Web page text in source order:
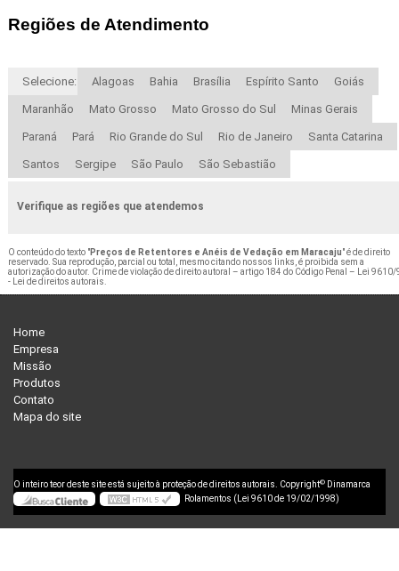
Regiões de Atendimento
Selecione: Alagoas Bahia Brasília Espírito Santo Goiás
Maranhão Mato Grosso Mato Grosso do Sul Minas Gerais
Paraná Pará Rio Grande do Sul Rio de Janeiro Santa Catarina
Santos Sergipe São Paulo São Sebastião
Verifique as regiões que atendemos
O conteúdo do texto "Preços de Retentores e Anéis de Vedação em Maracaju" é de direito
reservado. Sua reprodução, parcial ou total, mesmo citando nossos links, é proibida sem a
autorização do autor. Crime de violação de direito autoral – artigo 184 do Código Penal – Lei 9610/
- Lei de direitos autorais.
Home
Empresa
Missão
Produtos
Contato
Mapa do site
O inteiro teor deste site está sujeito à proteção de direitos autorais. Copyright© Dinamarca
Rolamentos (Lei 9610 de 19/02/1998)